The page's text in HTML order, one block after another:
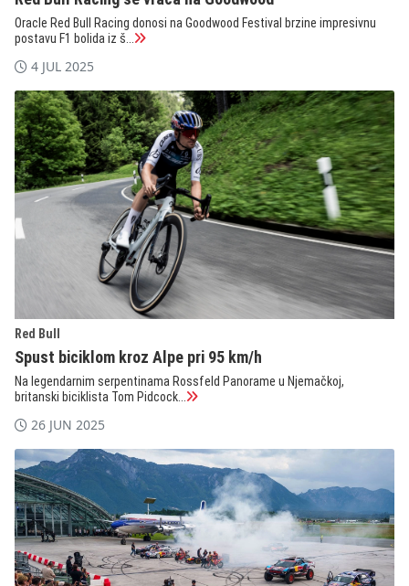
Oracle Red Bull Racing donosi na Goodwood Festival brzine impresivnu
postavu F1 bolida iz š...
4 JUL 2025
Red Bull
Spust biciklom kroz Alpe pri 95 km/h
Na legendarnim serpentinama Rossfeld Panorame u Njemačkoj,
britanski biciklista Tom Pidcock...
26 JUN 2025